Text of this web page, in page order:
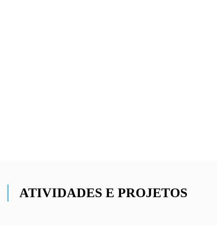
ATIVIDADES E PROJETOS